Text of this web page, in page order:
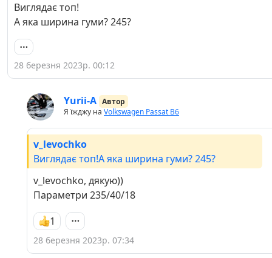
Виглядає топ!
А яка ширина гуми? 245?
28 березня 2023р. 00:12
Yurii-A Автор
Я їжджу на Volkswagen Passat B6
v_levochko
Виглядає топ!А яка ширина гуми? 245?
v_levochko, дякую))
Параметри 235/40/18
1
28 березня 2023р. 07:34